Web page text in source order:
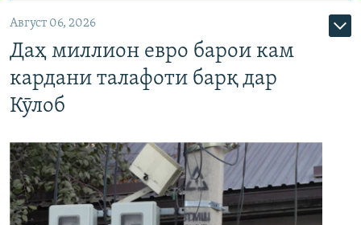
Август 06, 2026
Даҳ миллион евро барои кам
кардани талафоти барқ дар
Кӯлоб